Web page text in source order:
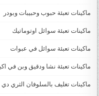
ماكينات تعبئة حبوب وحبيبات وبودر
ماكينات تعبئة سوائل اوتوماتيك
ماكينات تعبئة سوائل في عبوات
ماكينات تعبئة نشا ودقيق وبن في
ماكينات تغليف بالسلوفان الثري دي